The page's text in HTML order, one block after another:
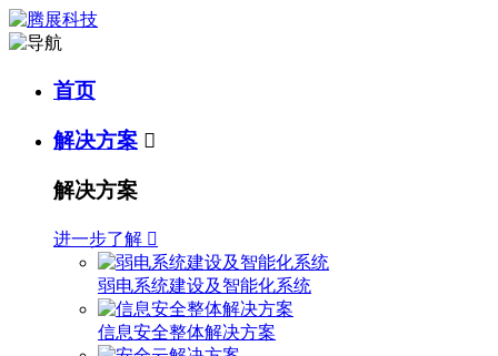
首页
解决方案 
解决方案
进一步了解 
弱电系统建设及智能化系统
信息安全整体解决方案